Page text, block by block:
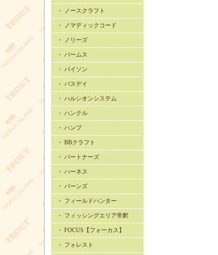
・ ノースクラフト
・ ノマディックコード
・ ノリーズ
・ パームス
・ バイソン
・ バスデイ
・ ハルシオンシステム
・ ハンクル
・ ハンプ
・ BBクラフト
・ パートナーズ
・ ハーネス
・ バーンズ
・ フィールドハンター
・ フィッシングエリア帝釈
・ FOCUS【フォーカス】
・ フォレスト